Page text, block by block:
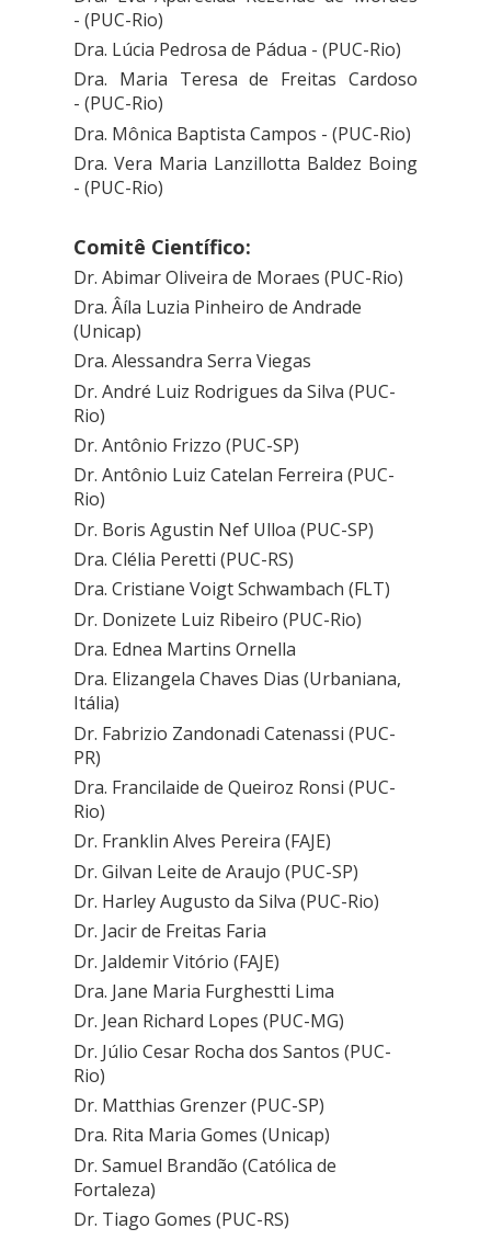
-(PUC-Rio)
Dra. Lúcia Pedrosa de Pádua -(PUC-Rio)
Dra. Maria Teresa de Freitas Cardoso
-(PUC-Rio)
Dra. Mônica Baptista Campos -(PUC-Rio)
Dra. Vera Maria Lanzillotta Baldez Boing
-(PUC-Rio)
Comitê Científico:
Dr. Abimar Oliveira de Moraes (PUC-Rio)
Dra. Âíla Luzia Pinheiro de Andrade
(Unicap)
Dra. Alessandra Serra Viegas
Dr. André Luiz Rodrigues da Silva (PUC-
Rio)
Dr. Antônio Frizzo (PUC-SP)
Dr. Antônio Luiz Catelan Ferreira (PUC-
Rio)
Dr. Boris Agustin Nef Ulloa (PUC-SP)
Dra. Clélia Peretti (PUC-RS)
Dra. Cristiane Voigt Schwambach (FLT)
Dr. Donizete Luiz Ribeiro (PUC-Rio)
Dra. Ednea Martins Ornella
Dra. Elizangela Chaves Dias (Urbaniana,
Itália)
Dr. Fabrizio Zandonadi Catenassi (PUC-
PR)
Dra. Francilaide de Queiroz Ronsi (PUC-
Rio)
Dr. Franklin Alves Pereira (FAJE)
Dr. Gilvan Leite de Araujo (PUC-SP)
Dr. Harley Augusto da Silva (PUC-Rio)
Dr. Jacir de Freitas Faria
Dr. Jaldemir Vitório (FAJE)
Dra. Jane Maria Furghestti Lima
Dr. Jean Richard Lopes (PUC-MG)
Dr. Júlio Cesar Rocha dos Santos (PUC-
Rio)
Dr. Matthias Grenzer (PUC-SP)
Dra. Rita Maria Gomes (Unicap)
Dr. Samuel Brandão (Católica de
Fortaleza)
Dr. Tiago Gomes (PUC-RS)